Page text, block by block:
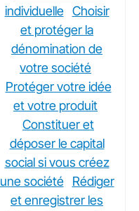
individuelle Choisir
et protéger la
dénomination de
votre société
Protéger votre idée
et votre produit
Constituer et
déposer le capital
social si vous créez
une société
Rédiger
et enregistrer les